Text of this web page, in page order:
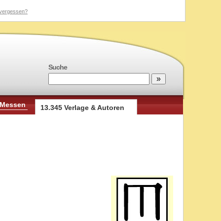
Suche
13.345 Verlage & Autoren